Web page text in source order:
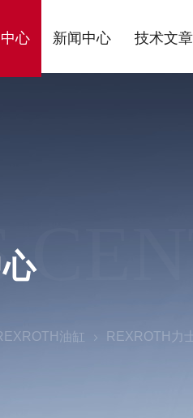
心 新闻中心 技术文章
油缸 REXROTH力